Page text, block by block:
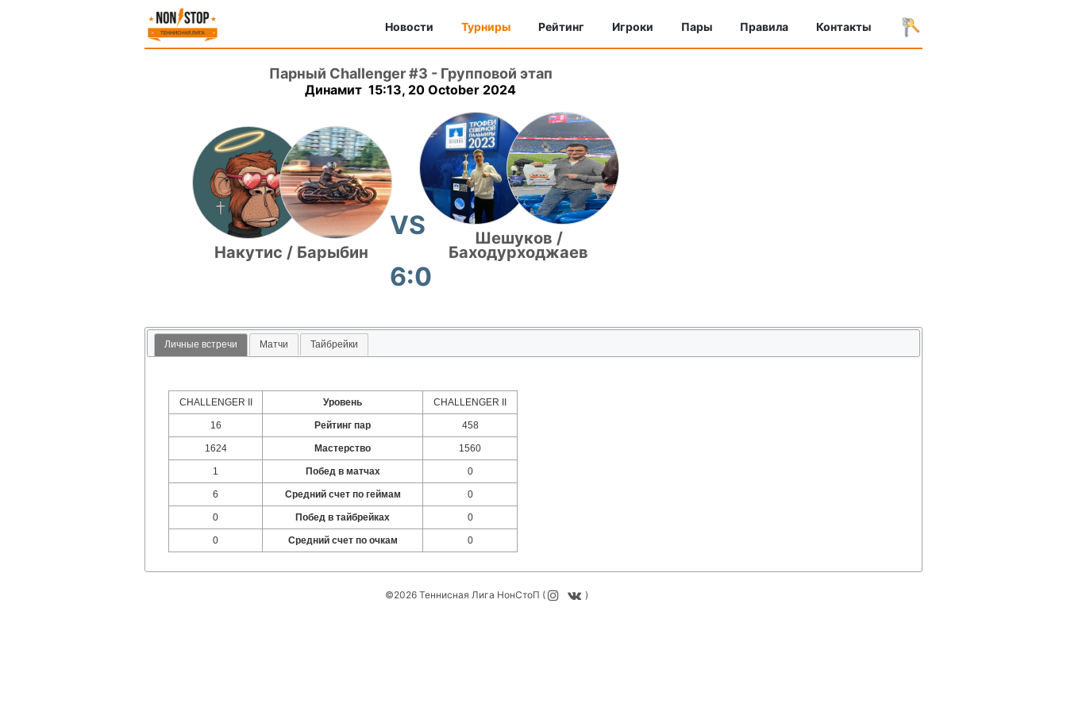
Новости Турниры Рейтинг Игроки Пары Правила Контакты
Парный Challenger #3 - Групповой этап
Динамит 15:13, 20 October 2024
Накутис / Барыбин
VS Шешуков /
Баходурходжаев
6:0
Личные встречи Матчи Тайбрейки
CHALLENGER II Уровень CHALLENGER II
16 Рейтинг пар 458
1624 Мастерство 1560
1 Побед в матчах 0
6 Средний счет по геймам 0
0 Побед в тайбрейках 0
0 Средний счет по очкам 0
©2026 Теннисная Лига НонСтоП ( )